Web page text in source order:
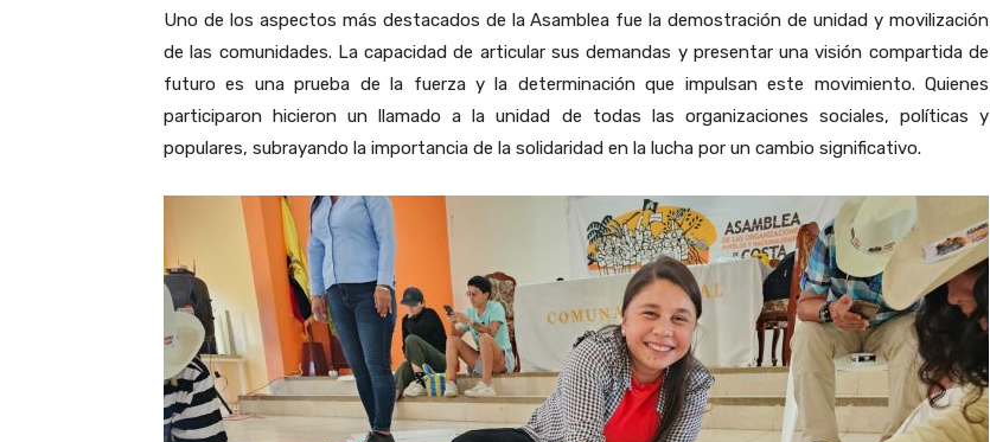
Uno de los aspectos más destacados de la Asamblea fue la demostración de unidad y movilización
de las comunidades. La capacidad de articular sus demandas y presentar una visión compartida de
futuro es una prueba de la fuerza y la determinación que impulsan este movimiento. Quienes
participaron hicieron un llamado a la unidad de todas las organizaciones sociales, políticas y
populares, subrayando la importancia de la solidaridad en la lucha por un cambio significativo.